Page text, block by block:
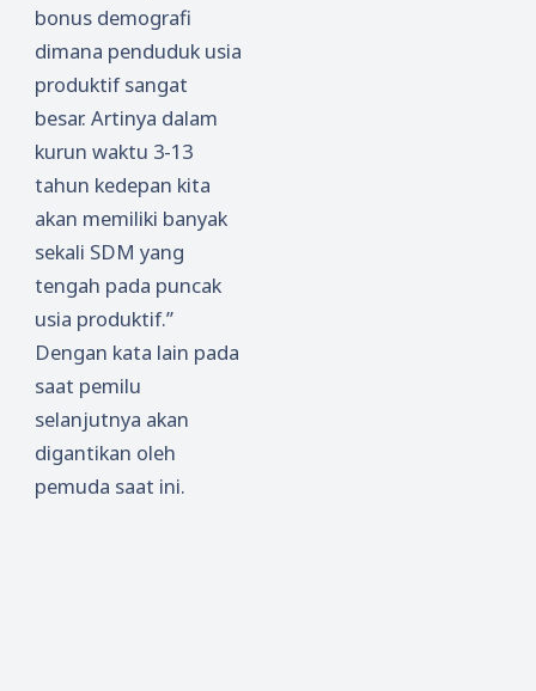
bonus demografi
dimana penduduk usia
produktif sangat
besar. Artinya dalam
kurun waktu 3-13
tahun kedepan kita
akan memiliki banyak
sekali SDM yang
tengah pada puncak
usia produktif.”
Dengan kata lain pada
saat pemilu
selanjutnya akan
digantikan oleh
pemuda saat ini.